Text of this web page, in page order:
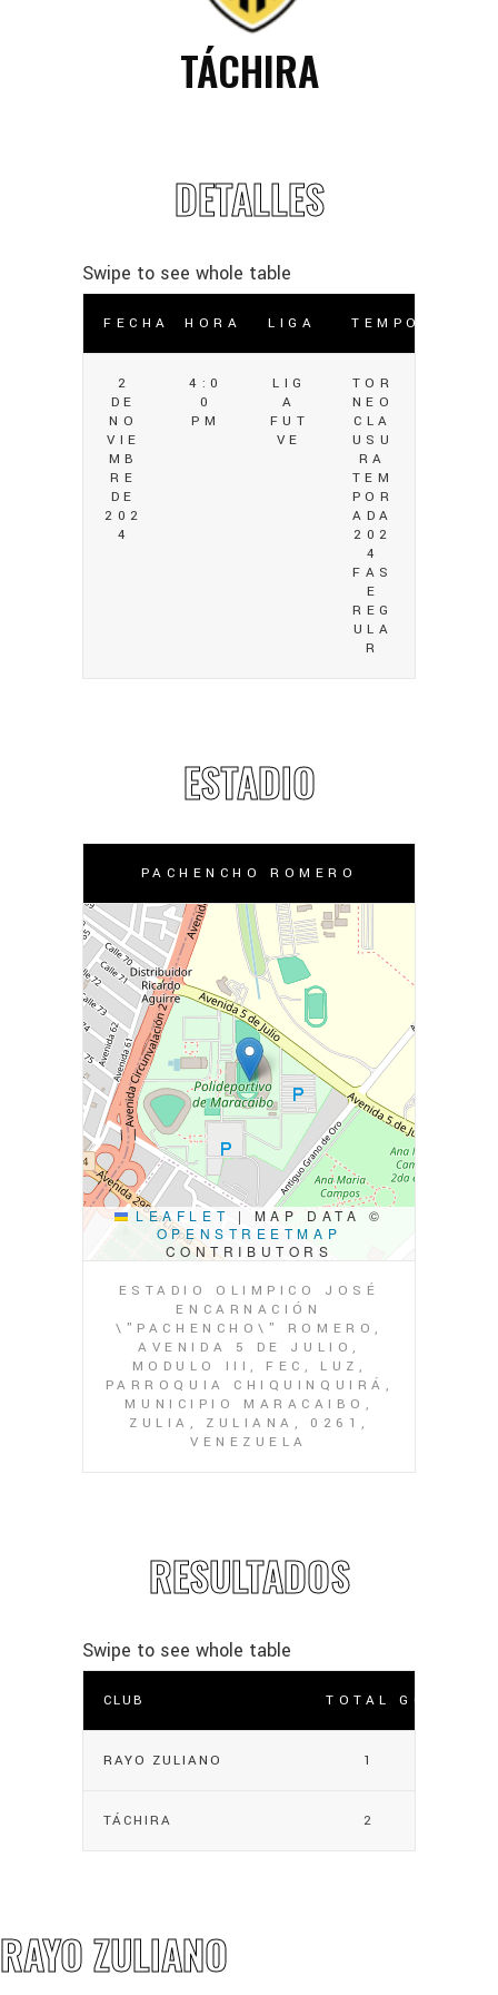
TÁCHIRA
DETALLES
FECHA HORA LIGA TEMPORADA
2
DE
NO
VIE
MB
RE
DE
202
4
4:0
0
PM
LIG
A
FUT
VE
TOR
NEO
CLA
USU
RA
TEM
POR
ADA
202
4
FAS
E
REG
ULA
R
ESTADIO
PACHENCHO ROMERO
LEAFLET |
MAP DATA ©
OPENSTREETMAP
CONTRIBUTORS
ESTADIO OLIMPICO JOSÉ
ENCARNACIÓN
\"PACHENCHO\" ROMERO,
AVENIDA 5 DE JULIO,
MODULO III, FEC, LUZ,
PARROQUIA CHIQUINQUIRÁ,
MUNICIPIO MARACAIBO,
ZULIA, ZULIANA, 0261,
VENEZUELA
RESULTADOS
CLUB TOTAL GOLES
RAYO ZULIANO 1
TÁCHIRA 2
RAYO ZULIANO